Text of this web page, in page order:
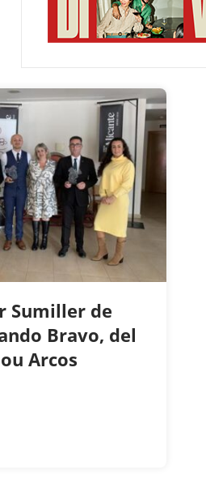
Sumiller de
Bravo, del
Arcos